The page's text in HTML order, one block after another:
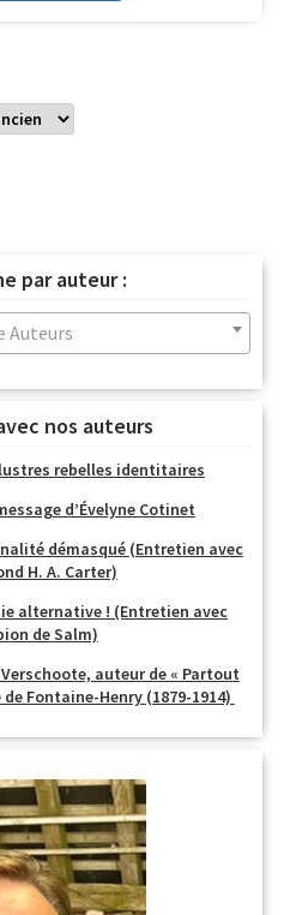
par auteur :
Auteurs
nos auteurs
rebelles identitaires
d’Évelyne Cotinet
démasqué (Entretien avec
H. A. Carter)
alternative ! (Entretien avec
de Salm)
auteur de « Partout
de Fontaine-Henry (1879-1914)